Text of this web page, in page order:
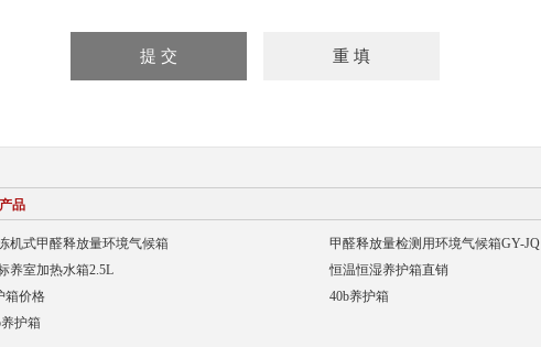
品
机式甲醛释放量环境气候箱
甲醛释放量检测用环境气候箱GY-JQ
养室加热水箱2.5L
恒温恒湿养护箱直销
箱价格
40b养护箱
护箱